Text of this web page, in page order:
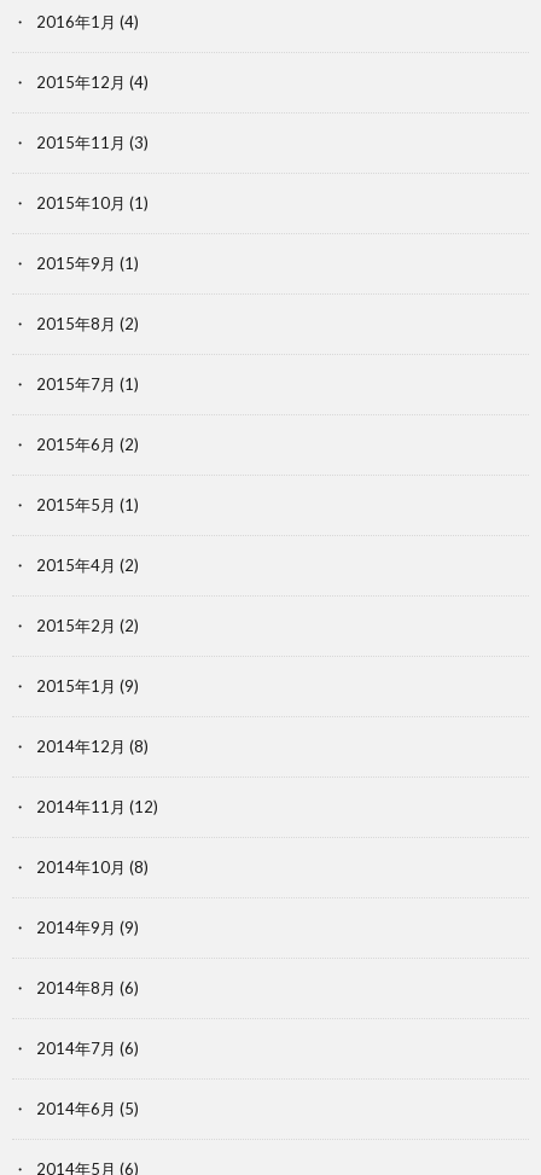
2016年1月 (4)
2015年12月 (4)
2015年11月 (3)
2015年10月 (1)
2015年9月 (1)
2015年8月 (2)
2015年7月 (1)
2015年6月 (2)
2015年5月 (1)
2015年4月 (2)
2015年2月 (2)
2015年1月 (9)
2014年12月 (8)
2014年11月 (12)
2014年10月 (8)
2014年9月 (9)
2014年8月 (6)
2014年7月 (6)
2014年6月 (5)
2014年5月 (6)